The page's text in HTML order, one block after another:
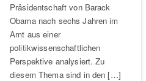
Präsidentschaft von Barack
Obama nach sechs Jahren im
Amt aus einer
politikwissenschaftlichen
Perspektive analysiert. Zu
diesem Thema sind in den […]